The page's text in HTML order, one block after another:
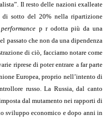
Il resto delle nazioni exalleate
di sotto del 20% nella ripartizione
performance p r odotta più da una
passato che non da una dipendenza
di ciò, facciamo notare come
riprese di poter entrare a far parte
Europea, proprio nell’intento di
russo. La Russia, dal canto
dal mutamento nei rapporti di
sviluppo economico e dopo anni in